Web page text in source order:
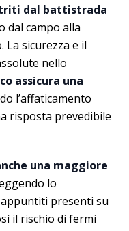
dal battistrada
dal campo alla
La sicurezza e il
nello
assicura una
l’affaticamento
risposta prevedibile
una maggiore
lo
presenti su
il rischio di fermi